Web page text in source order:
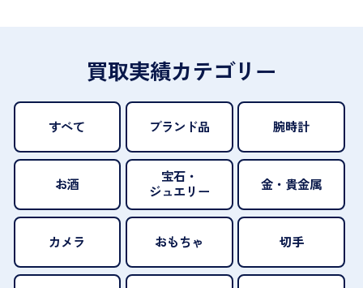
買取実績カテゴリー
すべて ブランド品 腕時計
お酒
宝石・
ジュエリー
金・貴金属
カメラ おもちゃ 切手